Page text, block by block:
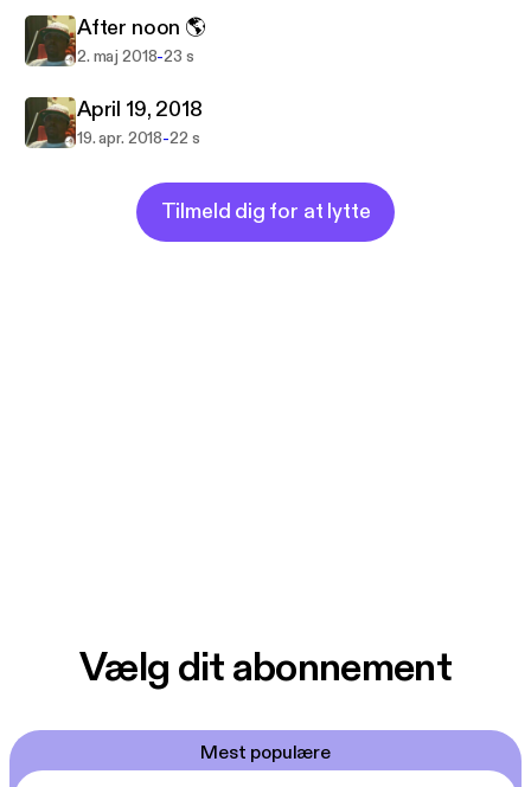
After noon 🌎
2. maj 2018-23 s
April 19, 2018
19. apr. 2018-22 s
Tilmeld dig for at lytte
Vælg dit abonnement
Mest populære